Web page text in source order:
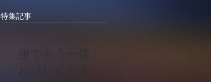
特集記事
後でもう一度